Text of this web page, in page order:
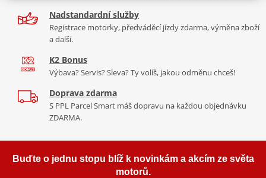
PDF Mounting tips
Zobrazit všechny produktyznačky PUIG
Nadstandardní služby
Registrace motorky, předváděcí jízdy zdarma, výměna zboží
a další.
K2 Bonus
Výbava? Servis? Sleva? Ty volíš, jakou odměnu chceš!
Doprava zdarma
S PPL Parcel Smart máš dopravu na každou objednávku
ZDARMA.
Buďte o jednu stopu blíž k novinkám a akcím ze světa
motorů.